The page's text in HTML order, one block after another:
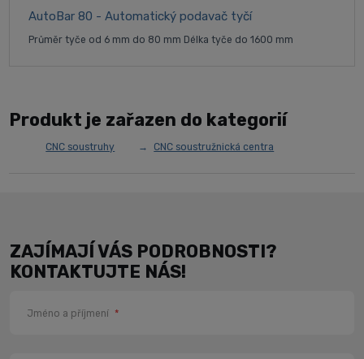
AutoBar 80 - Automatický podavač tyčí
Průměr tyče od 6 mm do 80 mm Délka tyče do 1600 mm
Produkt je zařazen do kategorií
CNC soustruhy CNC soustružnická centra
ZAJÍMAJÍ VÁS PODROBNOSTI?
KONTAKTUJTE NÁS!
Jméno a příjmení *